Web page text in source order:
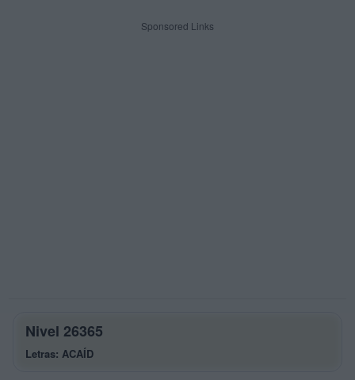
Sponsored Links
Nivel 26365
Letras: ACAÍD